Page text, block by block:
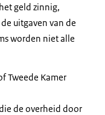
geld zinnig,
uitgaven van de
worden niet alle
Tweede Kamer
de overheid door